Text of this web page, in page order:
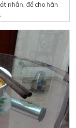
nhân, để cho hắn